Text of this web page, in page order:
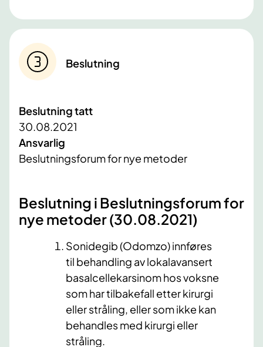
Beslutning
Beslutning tatt
30.08.2021
Ansvarlig
Beslutningsforum for nye metoder
​Beslutning i Beslutningsforum for
nye metoder (30.08.2021)​
Sonidegib (Odomzo) innføres
til behandling av lokalavansert
basalcellekarsinom hos voksne
som har tilbakefall etter kirurgi
eller stråling, eller som ikke kan
behandles med kirurgi eller
stråling.